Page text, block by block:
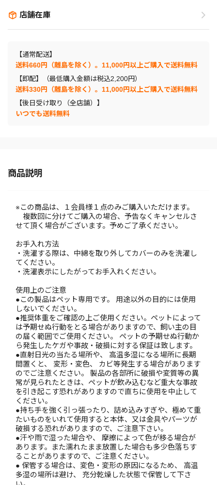
店舗在庫
【通常配送】
送料660円（離島を除く）。11,000円以上ご購入で送料無料
【即配】（最低購入金額は税込2,200円）
送料330円（離島を除く）。11,000円以上ご購入で送料無料
【後日受け取り（全店舗）】
いつでも送料無料
商品説明
※この商品は、１会員様１点のみご購入いただけます。
複数回に分けてご購入の場合、予告なくキャンセルさ
せて頂く場合がございます。予めご了承ください。
お手入れ方法
・洗濯する際は、中綿を取り外してカバーのみを洗濯し
てください。
・洗濯表示にしたがってお手入れください。
使用上のご注意
●この製品はペット専用です。 用途以外の目的には使用
しないでください。
●推奨体重をご確認の上ご使用ください。ペットによって
は予期せぬ行動をとる場合がありますので、飼い主の目
の届く範囲でご使用ください。 ペットの予期せぬ行動か
ら発生したケガや事故・破損に対する保証は致します。
●直射日光の当たる場所や、 高温多湿になる場所に長期
間置くと、 変形・変色、 カビ等発生する場合があります
のでご注意ください。 製品の各部所に破損や変質等の異
常が見られたときは、ペットが飲み込むなど重大な事故
を引き起こす恐れがありますので直ちに使用を中止して
ください。
●持ち手を強く引っ張ったり、詰め込みすぎや、極めて重
たいものをいれて使用すると本体、又は金具やパーツが
破損する恐れがありますので、ご注意下さい。
●汗や雨で湿った場合や、 摩擦によって色が移る場合が
あります。また濡れたまま放置した場合も多少色落ちす
ることがありますので、ご注意ください。
● 保管する場合は、変色・変形の原因になるため、 高温
多湿の場所は避け、 充分乾燥した状態で保管して下さ